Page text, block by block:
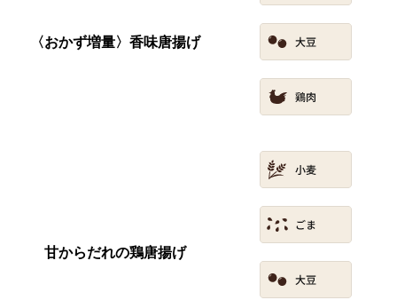
〈おかず増量〉香味唐揚げ
甘からだれの鶏唐揚げ